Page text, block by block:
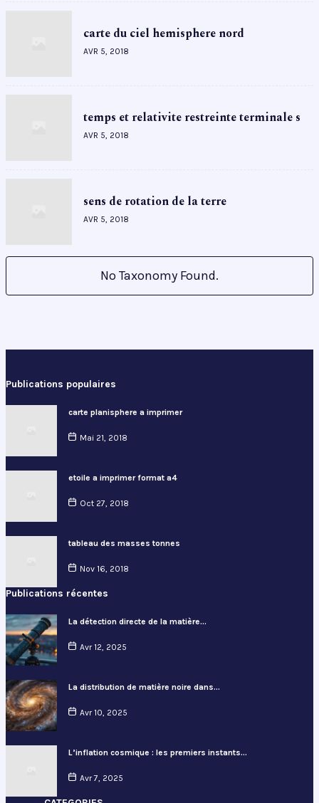
carte du ciel hemisphere nord
AVR 5, 2018
temps et relativite restreinte terminale s
AVR 5, 2018
sens de rotation de la terre
AVR 5, 2018
No Taxonomy Found.
Publications populaires
carte planisphere a imprimer
Mai 21, 2018
etoile a imprimer format a4
Oct 27, 2018
tableau des masses tonnes
Nov 16, 2018
Publications récentes
La détection directe de la matière…
Avr 12, 2025
La distribution de matière noire dans…
Avr 10, 2025
L’inflation cosmique : les premiers instants…
Avr 7, 2025